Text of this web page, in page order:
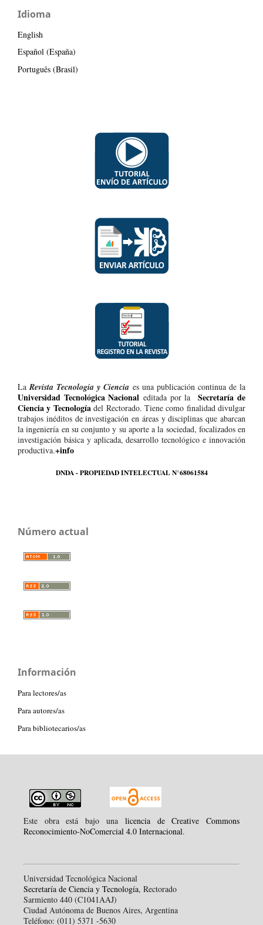
Idioma
English
Español (España)
Português (Brasil)
LaRevista Tecnología y Ciencia es una publicación continua de la
Universidad Tecnológica Nacional editada por laSecretaría de
Ciencia y Tecnología del Rectorado. Tiene como finalidad divulgar
trabajos inéditos de investigación en áreas y disciplinas que abarcan
la ingeniería en su conjunto y su aporte a la sociedad, focalizados en
investigación básica y aplicada, desarrollo tecnológico e innovación
productiva.+info
DNDA - PROPIEDAD INTELECTUAL N°68061584
Número actual
Información
Para lectores/as
Para autores/as
Para bibliotecarios/as
Este obra está bajo una licencia de Creative Commons
Reconocimiento-NoComercial 4.0 Internacional.
Universidad Tecnológica Nacional
Secretaría de Ciencia y Tecnología, Rectorado
Sarmiento 440 (C1041AAJ)
Ciudad Autónoma de Buenos Aires, Argentina
Teléfono: (011) 5371 -5630